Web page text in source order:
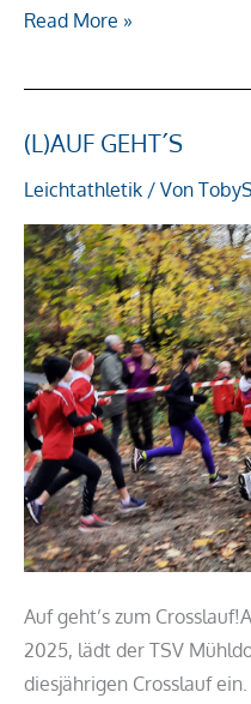
Read More »
(L)AUF GEHT´S
Leichtathletik / Von TobyS
Auf geht’s zum
2025, lädt der TSV
diesjährigen Crosslauf
(L)auf geht
´s